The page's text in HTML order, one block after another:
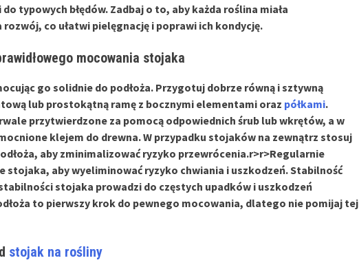
typowych błędów. Zadbaj o to, aby każda roślina miała
co ułatwi pielęgnację i poprawi ich kondycję.
mocowania stojaka
go solidnie do podłoża. Przygotuj dobrze równą i sztywną
lub prostokątną ramę z bocznymi elementami oraz półkami.
przytwierdzone za pomocą odpowiednich śrub lub wkrętów, a w
klejem do drewna. W przypadku stojaków na zewnątrz stosuj
aby zminimalizować ryzyko przewrócenia.r>r>Regularnie
stojaka, aby wyeliminować ryzyko chwiania i uszkodzeń. Stabilność
stojaka prowadzi do częstych upadków i uszkodzeń
to pierwszy krok do pewnego mocowania, dlatego nie pomijaj tej
stojak na rośliny